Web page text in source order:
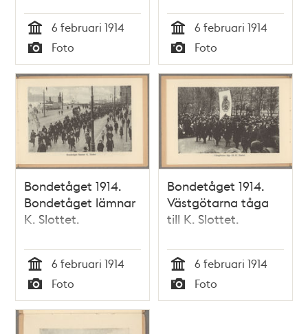
Latinläroverket.
Tid
6 februari 1914
Typ
Foto Tid
6 februari 1914
Typ
Foto
Bondetåget 1914.
Bondetåget lämnar
K. Slottet.
Tid
6 februari 1914
Typ
Foto
Bondetåget 1914.
Västgötarna tåga
till K. Slottet.
Tid
6 februari 1914
Typ
Foto